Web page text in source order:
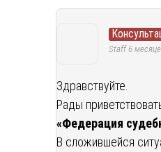
Staff6
Здравствуйте.
Рады
«Федерация
В сложившейся